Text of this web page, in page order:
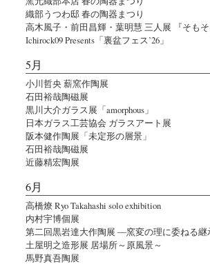
織部うつわ邸 春の陶器まつり
高木風子・前田昌輝・葉明慧 三人展 『そもそ
Ichirock09 Presents「裏盆フェス’26」
5月
小川哲央 薪窯作陶展
石田裕哉陶磁展
黒川大介ガラス展「amorphous」
日本ガラス工芸協会 ガラスアート展
阪本健作陶展「未定形の層景」
石田裕哉陶磁展
近藤精宏陶展
6月
高橋燎 Ryo Takahashi solo exhibition
内村宇博個展
第二回黒岩達大作陶展 ―窯変の理に委ねる
土屋明之造形展 居場所～原風景～
馬野真吾陶展